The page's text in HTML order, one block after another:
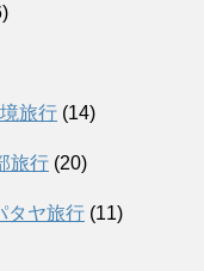
旅行 (14)
旅行 (20)
タヤ旅行 (11)